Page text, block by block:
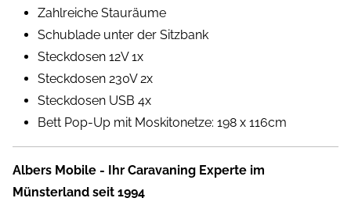
Zahlreiche Stauräume
Schublade unter der Sitzbank
Steckdosen 12V 1x
Steckdosen 230V 2x
Steckdosen USB 4x
Bett Pop-Up mit Moskitonetze: 198 x 116cm
Albers Mobile - Ihr Caravaning Experte im
Münsterland seit 1994